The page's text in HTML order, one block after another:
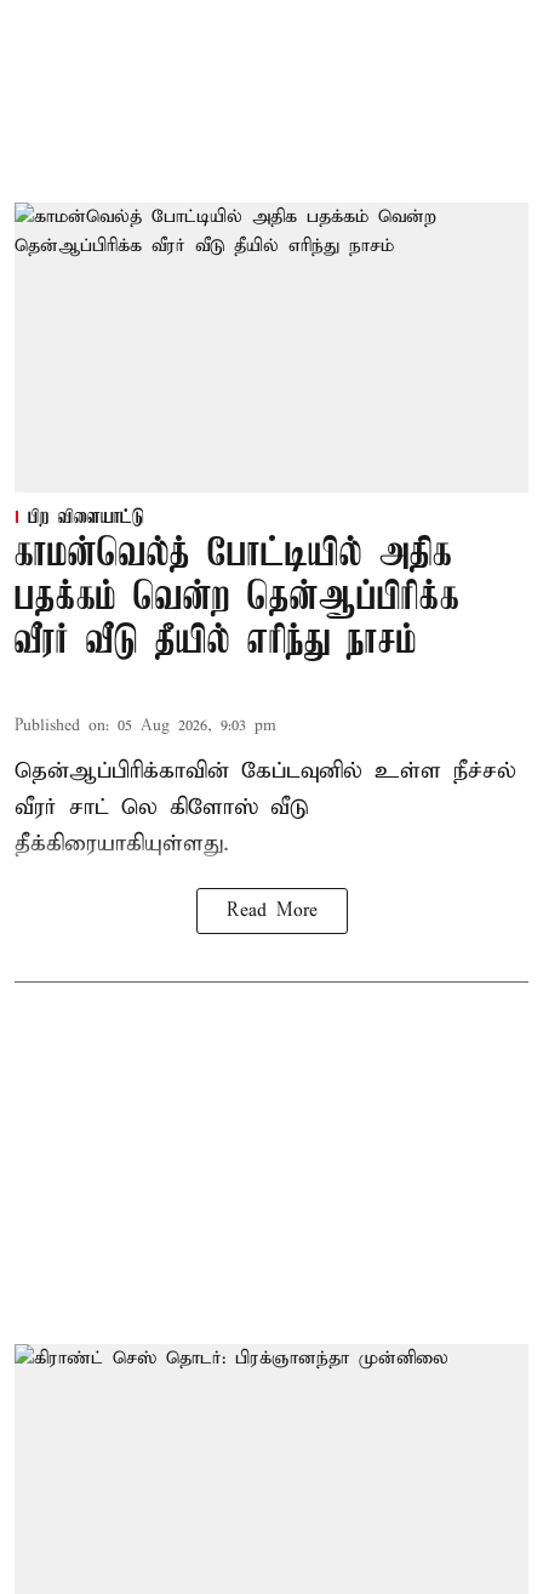
பிற விளையாட்டு
காமன்வெல்த் போட்டியில் அதிக
பதக்கம் வென்ற தென்ஆப்பிரிக்க
வீரர் வீடு தீயில் எரிந்து நாசம்
Published on: 05 Aug 2026, 9:03 pm
தென்ஆப்பிரிக்காவின் கேப்டவுனில் உள்ள நீச்சல்
வீரர் சாட் லெ கிளோஸ் வீடு
தீக்கிரையாகியுள்ளது.
Read More